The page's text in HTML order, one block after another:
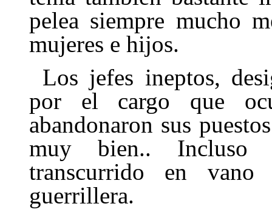
pelea siempre mucho
mujeres e hijos.
Los jefes ineptos,
por el cargo que
abandonaron sus
muy bien.. Incluso
transcurrido en
guerrillera.